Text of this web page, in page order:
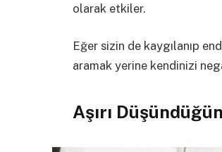
olarak etkiler.
Eğer sizin de kaygılanıp
aramak yerine kendinizi
Aşırı